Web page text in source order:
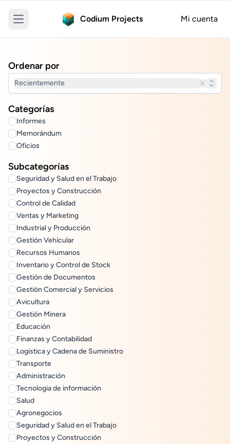
Open main menu Codium Projects Mi cuenta
Ordenar por
Recientemente
Categorías
Informes
Memorándum
Oficios
Subcategorías
Seguridad y Salud en el Trabajo
Proyectos y Construcción
Control de Calidad
Ventas y Marketing
Industrial y Producción
Gestión Vehícular
Recursos Humanos
Inventario y Control de Stock
Gestión de Documentos
Gestión Comercial y Servicios
Avicultura
Gestión Minera
Educación
Finanzas y Contabilidad
Logistica y Cadena de Suministro
Transporte
Administración
Tecnologia de información
Salud
Agronegocios
Seguridad y Salud en el Trabajo
Proyectos y Construcción